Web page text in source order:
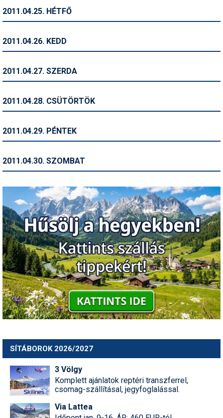
Történelem
Utazási tippek
2011.04.25. HÉTFŐ
2011.04.26. KEDD
2011.04.27. SZERDA
2011.04.28. CSÜTÖRTÖK
2011.04.29. PÉNTEK
2011.04.30. SZOMBAT
SÍTÁBOROK 2026/2027
3 Völgy
Komplett ajánlatok reptéri transzferrel,
csomag-szállításal, jegyfoglalással.
Via Lattea